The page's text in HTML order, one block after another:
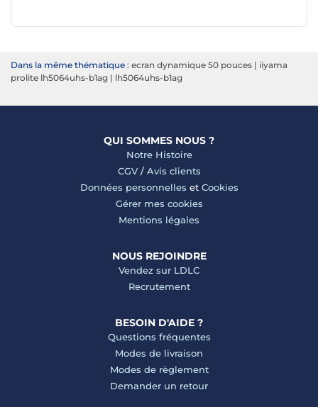
Dans la même thématique : ecran dynamique 50 pouces | iiyama
prolite lh5064uhs-b1ag | lh5064uhs-b1ag
QUI SOMMES NOUS ?
Notre Histoire
CGV/ Avis clients
Données personnelles et Cookies
Gérer mes cookies
Mentions légales
NOUS REJOINDRE
Vendez sur LDLC
Recrutement
BESOIN D'AIDE ?
Questions fréquentes
Modes de livraison
Modes de règlement
Demander un retour